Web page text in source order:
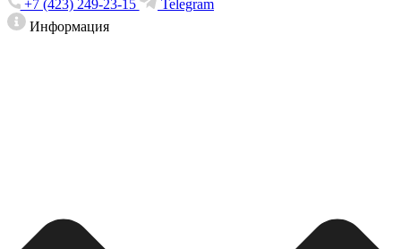
+7 (423) 249-23-15
Telegram
Информация